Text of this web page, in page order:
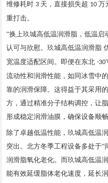
维修耗时 3 天，直接损失超 10 万
重打击。
“换上玖城高低温润滑脂，低温启
认可与欣慰。玖城高低温润滑脂
宽温度适配区间。即便在东北-30
流动性和润滑性能，如同冰雪中
靠的润滑保障。这得益于其采用
方，通过精准分子结构调控，让
形成稳定润滑油膜，确保设备顺畅
除了卓越低温性能，玖城高低温
突出。北方冬季工程设备多处于“
润滑脂氧化老化。而玖城高低温
能有效延缓脂体老化速度，延长